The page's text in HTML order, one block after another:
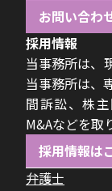
お問い合わ
採用情報
当事務所は、
当事務所は、
間訴訟、株
M&Aなどを取
採用情報は
弁護士